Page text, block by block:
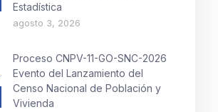
Estadística
agosto 3, 2026
Proceso CNPV-11-GO-SNC-2026
Evento del Lanzamiento del
Censo Nacional de Población y
Vivienda